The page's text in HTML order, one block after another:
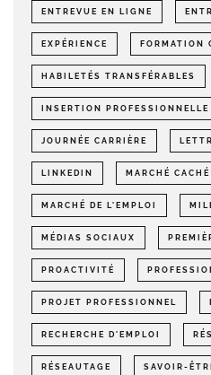
ENTREVUE EN LIGNE
EXPÉRIENCE FORMATION
HABILETÉS TRANSFÉRABLES
INSERTION PROFESSIONNELLE
JOURNÉE CARRIÈRE
LINKEDIN MARCHÉ CACHÉ
MARCHÉ DE L'EMPLOI
MÉDIAS SOCIAUX
PROACTIVITÉ
PROJET PROFESSIONNEL
RECHERCHE D'EMPLOI
RÉSEAUTAGE SAVOIR-